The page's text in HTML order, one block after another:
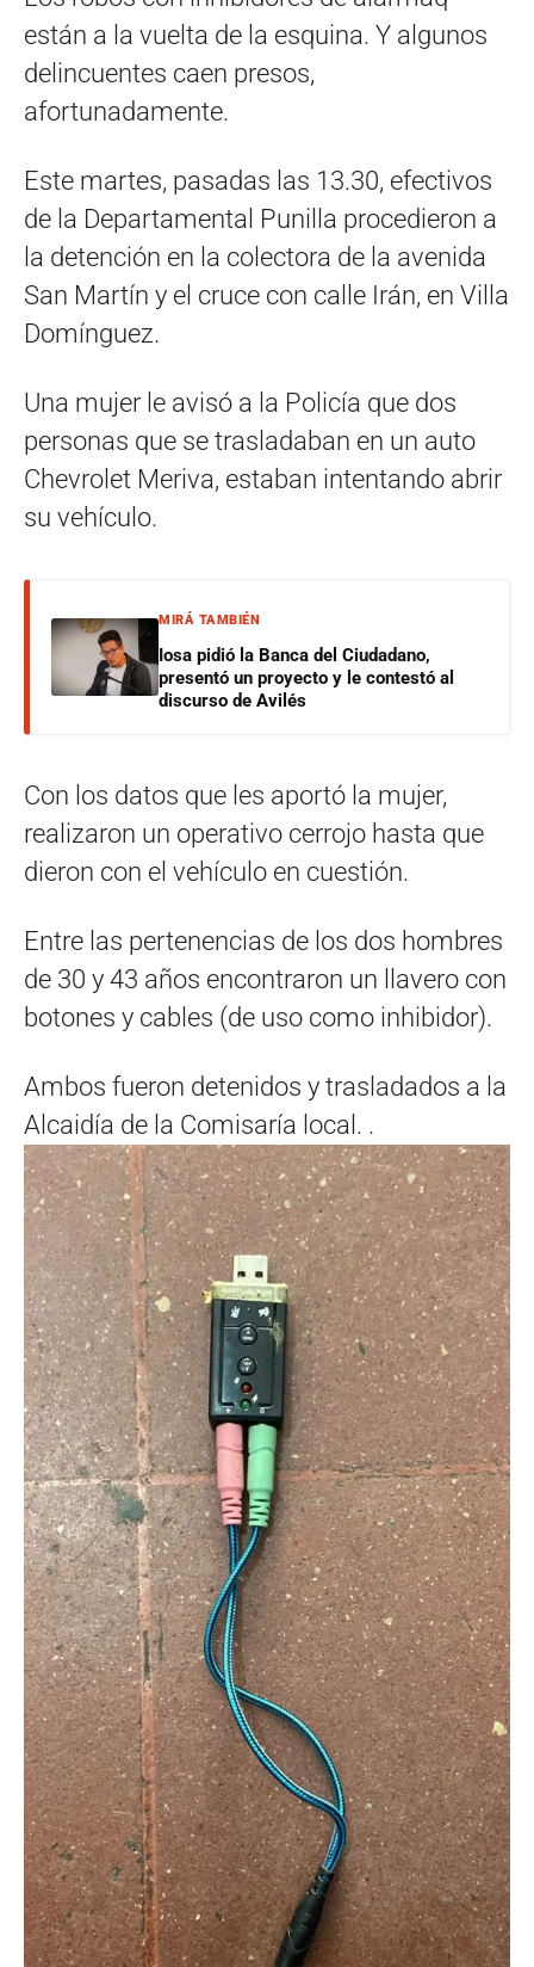
están a la vuelta de la esquina. Y algunos
delincuentes caen presos,
afortunadamente.
Este martes, pasadas las 13.30, efectivos
de la Departamental Punilla procedieron a
la detención en la colectora de la avenida
San Martín y el cruce con calle Irán, en Villa
Domínguez.
Una mujer le avisó a la Policía que dos
personas que se trasladaban en un auto
Chevrolet Meriva, estaban intentando abrir
su vehículo.
MIRÁ TAMBIÉN
Iosa pidió la Banca del Ciudadano,
presentó un proyecto y le contestó al
discurso de Avilés
Con los datos que les aportó la mujer,
realizaron un operativo cerrojo hasta que
dieron con el vehículo en cuestión.
Entre las pertenencias de los dos hombres
de 30 y 43 años encontraron un llavero con
botones y cables (de uso como inhibidor).
Ambos fueron detenidos y trasladados a la
Alcaidía de la Comisaría local. .